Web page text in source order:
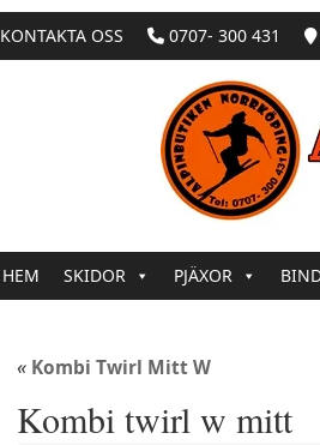
KONTAKTA OSS 0707- 300 431
HEM SKIDOR PJÄXOR
« Kombi Twirl Mitt W
Kombi twirl w mitt